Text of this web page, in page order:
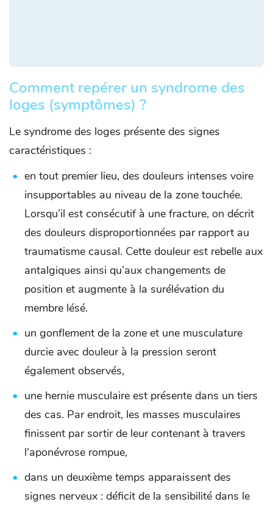
Comment repérer un syndrome des
loges (symptômes) ?
Le syndrome des loges présente des signes
caractéristiques :
en tout premier lieu, des douleurs intenses voire
insupportables au niveau de la zone touchée.
Lorsqu’il est consécutif à une fracture, on décrit
des douleurs disproportionnées par rapport au
traumatisme causal. Cette douleur est rebelle aux
antalgiques ainsi qu’aux changements de
position et augmente à la surélévation du
membre lésé.
un gonflement de la zone et une musculature
durcie avec douleur à la pression seront
également observés,
une hernie musculaire est présente dans un tiers
des cas. Par endroit, les masses musculaires
finissent par sortir de leur contenant à travers
l'aponévrose rompue,
dans un deuxième temps apparaissent des
signes nerveux : déficit de la sensibilité dans le